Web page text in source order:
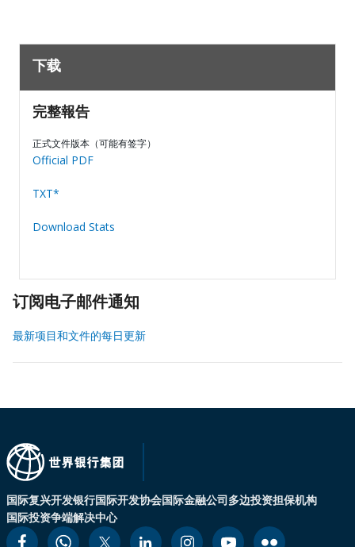
下载
完整報告
正式文件版本（可能有签字）
Official PDF
TXT*
Download Stats
订阅电子邮件通知
最新项目和文件的每日更新
国际复兴开发银行国际开发协会国际金融公司多边投资担保机构
国际投资争端解决中心